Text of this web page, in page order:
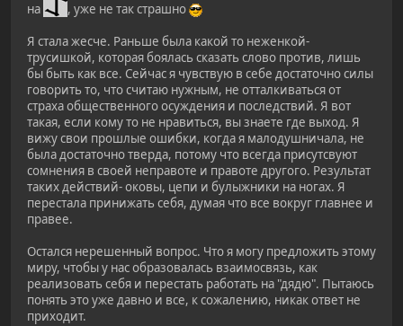
на
, уже не так страшно
Я стала жесче. Раньше была какой то неженкой-
трусишкой, которая боялась сказать слово против, лишь
бы быть как все. Сейчас я чувствую в себе достаточно силы
говорить то, что считаю нужным, не отталкиваться от
страха общественного осуждения и последствий. Я вот
такая, если кому то не нравиться, вы знаете где выход. Я
вижу свои прошлые ошибки, когда я малодушничала, не
была достаточно тверда, потому что всегда присутсвуют
сомнения в своей неправоте и правоте другого. Результат
таких действий- оковы, цепи и булыжники на ногах. Я
перестала принижать себя, думая что все вокруг главнее и
правее.
Остался нерешенный вопрос. Что я могу предложить этому
миру, чтобы у нас образовалась взаимосвязь, как
реализовать себя и перестать работать на "дядю". Пытаюсь
понять это уже давно и все, к сожалению, никак ответ не
приходит.